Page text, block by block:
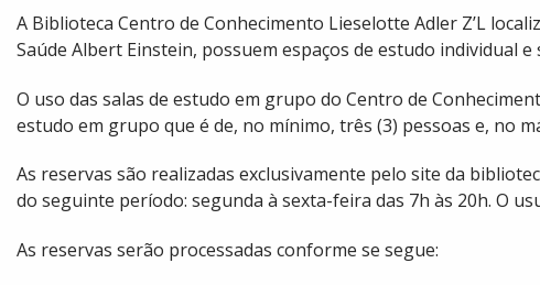
A Biblioteca Centro de Conhecimento Lieselotte Adler Z’L
Saúde Albert Einstein, possuem espaços de estudo individual
O uso das salas de estudo em grupo do Centro de
estudo em grupo que é de, no mínimo, três (3) pessoas e, no
As reservas são realizadas exclusivamente pelo site da
do seguinte período: segunda à sexta-feira das 7h às 20h. O
As reservas serão processadas conforme se segue: